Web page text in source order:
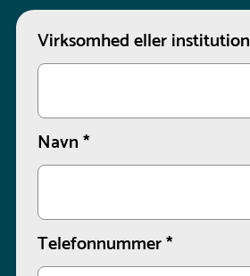
Virksomhed eller institution
Navn*
Telefonnummer*